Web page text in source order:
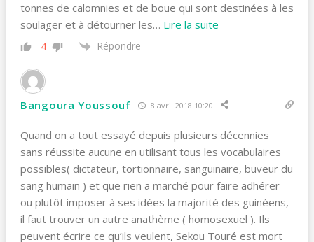
tonnes de calomnies et de boue qui sont destinées à les
soulager et à détourner les… Lire la suite
-4 Répondre
Bangoura Youssouf 8 avril 2018 10:20
Quand on a tout essayé depuis plusieurs décennies
sans réussite aucune en utilisant tous les vocabulaires
possibles( dictateur, tortionnaire, sanguinaire, buveur du
sang humain ) et que rien a marché pour faire adhérer
ou plutôt imposer à ses idées la majorité des guinéens,
il faut trouver un autre anathème ( homosexuel ). Ils
peuvent écrire ce qu’ils veulent, Sekou Touré est mort